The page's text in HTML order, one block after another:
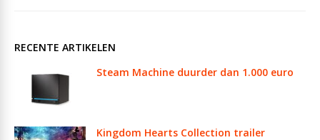
RECENTE ARTIKELEN
Steam Machine duurder dan 1.000 euro
Kingdom Hearts Collection trailer